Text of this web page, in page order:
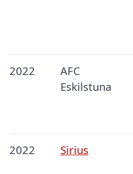
2022
AFC
Eskilstuna
2022 Sirius